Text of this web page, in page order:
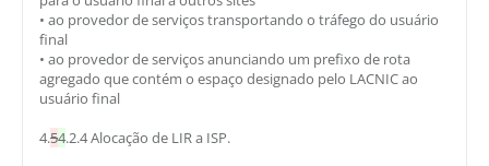
• ao provedor de serviços transportando o tráfego do usuário
final
• ao provedor de serviços anunciando um prefixo de rota
agregado que contém o espaço designado pelo LACNIC ao
usuário final
4.54.2.4 Alocação de LIR a ISP.